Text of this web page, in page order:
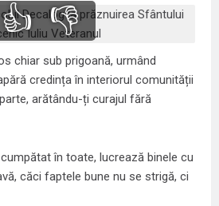
👍 👎
chiar sub prigoană, urmând
credința în interiorul comunității
arătându-ți curajul fără
în toate, lucrează binele cu
căci faptele bune nu se strigă, ci